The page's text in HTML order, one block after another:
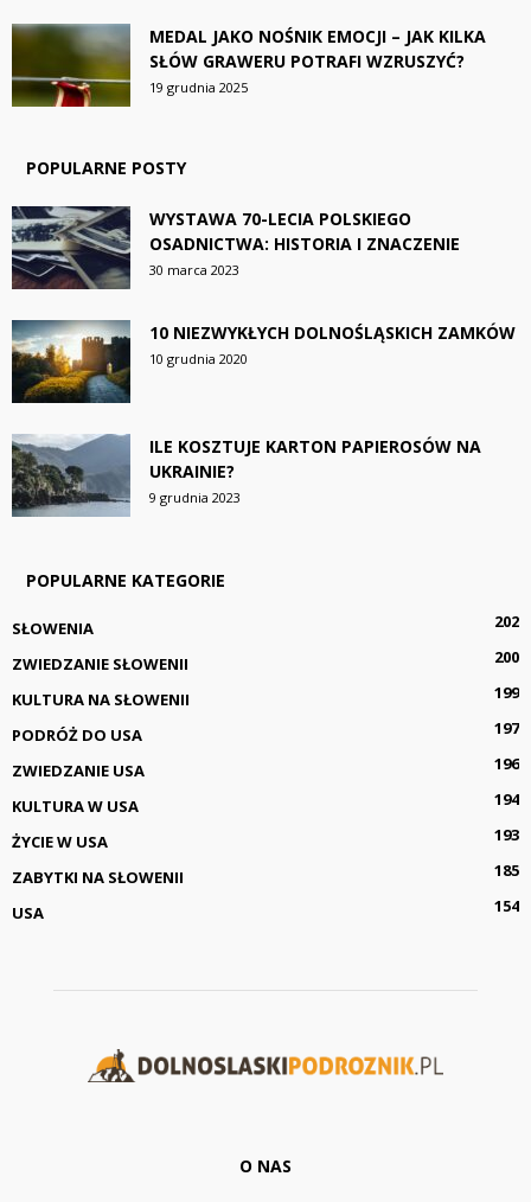
MEDAL JAKO NOŚNIK EMOCJI – JAK KILKA
SŁÓW GRAWERU POTRAFI WZRUSZYĆ?
19 grudnia 2025
POPULARNE POSTY
WYSTAWA 70-LECIA POLSKIEGO
OSADNICTWA: HISTORIA I ZNACZENIE
30 marca 2023
10 NIEZWYKŁYCH DOLNOŚLĄSKICH ZAMKÓW
10 grudnia 2020
ILE KOSZTUJE KARTON PAPIEROSÓW NA
UKRAINIE?
9 grudnia 2023
POPULARNE KATEGORIE
SŁOWENIA
202
ZWIEDZANIE SŁOWENII
200
KULTURA NA SŁOWENII
199
PODRÓŻ DO USA
197
ZWIEDZANIE USA
196
KULTURA W USA
194
ŻYCIE W USA
193
ZABYTKI NA SŁOWENII
185
USA
154
O NAS